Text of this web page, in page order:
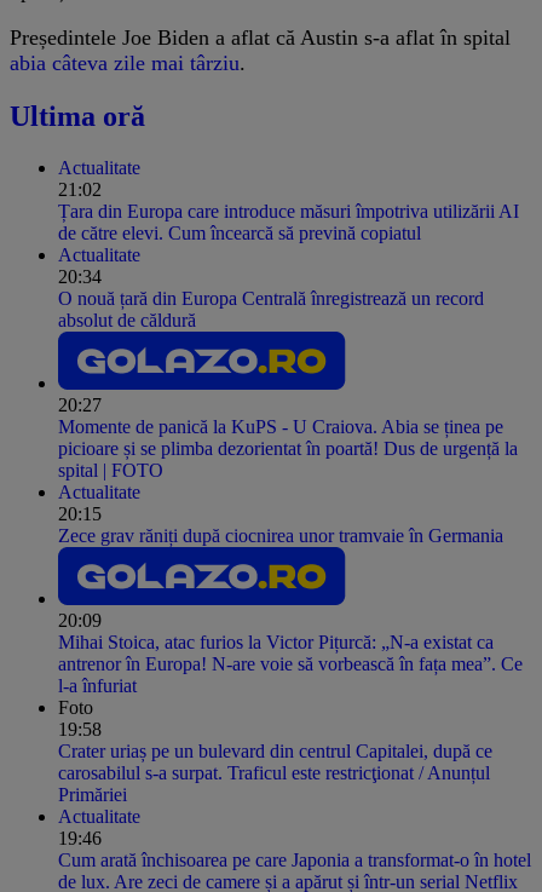
Președintele Joe Biden a aflat că Austin s-a aflat în spital
abia câteva zile mai târziu.
Ultima oră
Actualitate
21:02
Țara din Europa care introduce măsuri împotriva utilizării AI
de către elevi. Cum încearcă să prevină copiatul
Actualitate
20:34
O nouă țară din Europa Centrală înregistrează un record
absolut de căldură
20:27
Momente de panică la KuPS - U Craiova. Abia se ținea pe
picioare și se plimba dezorientat în poartă! Dus de urgență la
spital | FOTO
Actualitate
20:15
Zece grav răniți după ciocnirea unor tramvaie în Germania
20:09
Mihai Stoica, atac furios la Victor Pițurcă: „N-a existat ca
antrenor în Europa! N-are voie să vorbească în fața mea”. Ce
l-a înfuriat
Foto
19:58
Crater uriaș pe un bulevard din centrul Capitalei, după ce
carosabilul s-a surpat. Traficul este restricţionat / Anunțul
Primăriei
Actualitate
19:46
Cum arată închisoarea pe care Japonia a transformat-o în hotel
de lux. Are zeci de camere și a apărut și într-un serial Netflix